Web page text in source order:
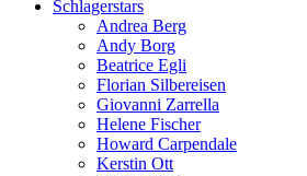
Schlagerstars
Andrea Berg
Andy Borg
Beatrice Egli
Florian Silbereisen
Giovanni Zarrella
Helene Fischer
Howard Carpendale
Kerstin Ott